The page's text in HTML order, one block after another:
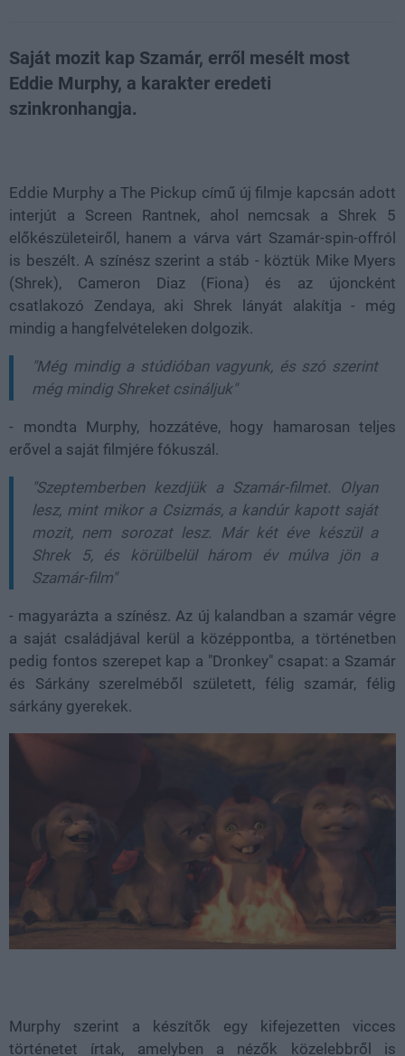
Saját mozit kap Szamár, erről mesélt most
Eddie Murphy, a karakter eredeti
szinkronhangja.
Eddie Murphy a The Pickup című új filmje kapcsán adott
interjút a Screen Rantnek, ahol nemcsak a Shrek 5
előkészületeiről, hanem a várva várt Szamár-spin-offról
is beszélt. A színész szerint a stáb - köztük Mike Myers
(Shrek), Cameron Diaz (Fiona) és az újoncként
csatlakozó Zendaya, aki Shrek lányát alakítja - még
mindig a hangfelvételeken dolgozik.
"Még mindig a stúdióban vagyunk, és szó szerint
még mindig Shreket csináljuk"
- mondta Murphy, hozzátéve, hogy hamarosan teljes
erővel a saját filmjére fókuszál.
"Szeptemberben kezdjük a Szamár-filmet. Olyan
lesz, mint mikor a Csizmás, a kandúr kapott saját
mozit, nem sorozat lesz. Már két éve készül a
Shrek 5, és körülbelül három év múlva jön a
Szamár-film"
- magyarázta a színész. Az új kalandban a szamár végre
a saját családjával kerül a középpontba, a történetben
pedig fontos szerepet kap a "Dronkey" csapat: a Szamár
és Sárkány szerelméből született, félig szamár, félig
sárkány gyerekek.
Murphy szerint a készítők egy kifejezetten vicces
történetet írtak, amelyben a nézők közelebbről is